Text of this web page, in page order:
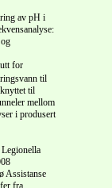
av pH i
for
til
til
mellom
i produsert
Assistanse
fra